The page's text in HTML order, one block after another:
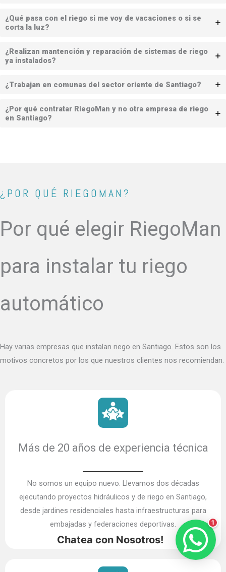
¿Qué pasa con el riego si me voy de vacaciones o si se
corta la luz?
¿Realizan mantención y reparación de sistemas de riego
ya instalados?
¿Trabajan en comunas del sector oriente de Santiago?
¿Por qué contratar RiegoMan y no otra empresa de riego
en Santiago?
¿POR QUÉ RIEGOMAN?
Por qué elegir RiegoMan
para instalar tu riego
automático
Hay varias empresas que instalan riego en Santiago. Estos son los
motivos concretos por los que nuestros clientes nos recomiendan.
Más de 20 años de experiencia técnica
No somos un equipo nuevo. Llevamos dos décadas
ejecutando proyectos hidráulicos y de riego en Santiago,
desde jardines residenciales hasta infraestructuras para
embajadas y federaciones deportivas.
Chatea con Nosotros!
1